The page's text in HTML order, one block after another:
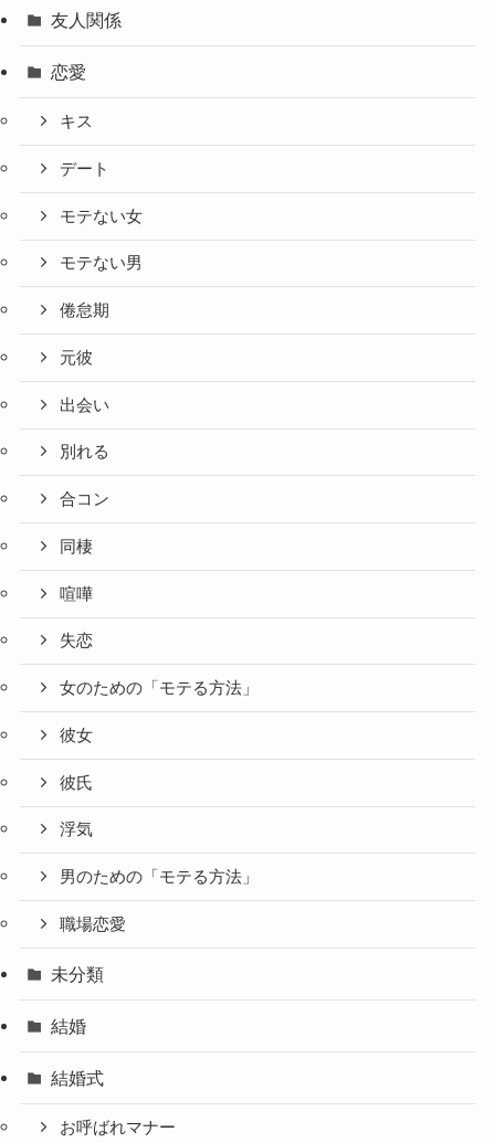
友人関係
恋愛
キス
デート
モテない女
モテない男
倦怠期
元彼
出会い
別れる
合コン
同棲
喧嘩
失恋
女のための「モテる方法」
彼女
彼氏
浮気
男のための「モテる方法」
職場恋愛
未分類
結婚
結婚式
お呼ばれマナー